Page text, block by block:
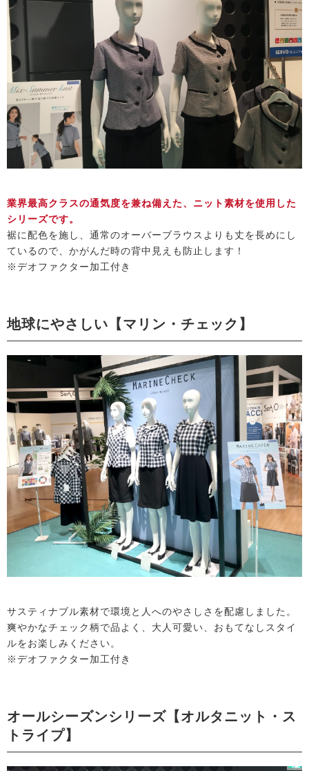
業界最高クラスの通気度を兼ね備えた、ニット素材を使用した
シリーズです。
裾に配色を施し、通常のオーバーブラウスよりも丈を長めにし
ているので、かがんだ時の背中見えも防止します！
※デオファクター加工付き
地球にやさしい【マリン・チェック】
サスティナブル素材で環境と人へのやさしさを配慮しました。
爽やかなチェック柄で品よく、大人可愛い、おもてなしスタイ
ルをお楽しみください。
※デオファクター加工付き
オールシーズンシリーズ【オルタニット・ス
トライプ】